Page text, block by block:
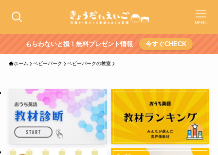
MENU
もらわないと損！無料プレゼント情報 今すぐCHECK
ホーム ベビーパーク ベビーパークの教室